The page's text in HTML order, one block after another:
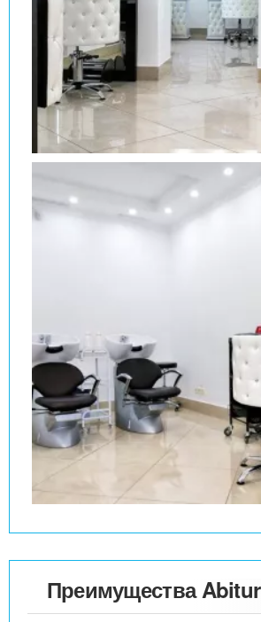
Преимущества